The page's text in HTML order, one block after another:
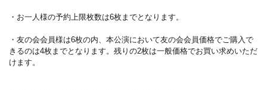
・お一人様の予約上限枚数は6枚までとなります。
・友の会会員様は6枚の内、本公演において友の会会員価格でご購入で
きるのは4枚までとなります。残りの2枚は一般価格でお買い求めいただ
けます。